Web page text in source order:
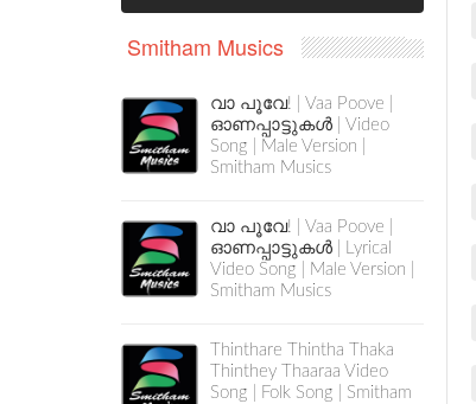
Smitham Musics
വാ പൂവേ! | Vaa Poove |
ഓണപ്പാട്ടുകൾ | Video
Song | Male Version |
Smitham Musics
വാ പൂവേ! | Vaa Poove |
ഓണപ്പാട്ടുകൾ | Lyrical
Video Song | Male Version |
Smitham Musics
Thinthare Thintha Thaka
Thinthey Thaaraa Video
Song | Folk Song | Smitham